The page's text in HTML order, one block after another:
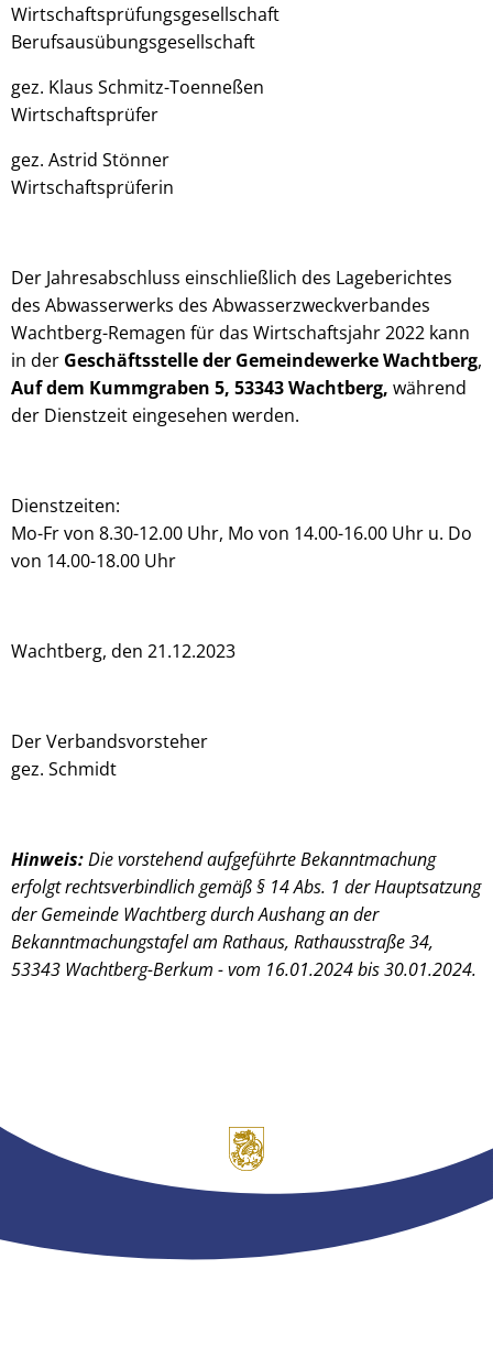
Wirtschaftsprüfungsgesellschaft
Berufsausübungsgesellschaft
gez. Klaus Schmitz-Toenneßen
Wirtschaftsprüfer
gez. Astrid Stönner
Wirtschaftsprüferin
Der Jahresabschluss einschließlich des Lageberichtes
des Abwasserwerks des Abwasserzweckverbandes
Wachtberg-Remagen für das Wirtschaftsjahr 2022 kann
in der Geschäftsstelle der Gemeindewerke Wachtberg,
Auf dem Kummgraben 5, 53343 Wachtberg, während
der Dienstzeit eingesehen werden.
Dienstzeiten:
Mo-Fr von 8.30-12.00 Uhr, Mo von 14.00-16.00 Uhr u. Do
von 14.00-18.00 Uhr
Wachtberg, den 21.12.2023
Der Verbandsvorsteher
gez. Schmidt
Hinweis:Die vorstehend aufgeführte Bekanntmachung
erfolgt rechtsverbindlich gemäß § 14 Abs. 1 der Hauptsatzung
der Gemeinde Wachtberg durch Aushang an der
Bekanntmachungstafel am Rathaus, Rathausstraße 34,
53343 Wachtberg-Berkum - vom 16.01.2024 bis 30.01.2024.